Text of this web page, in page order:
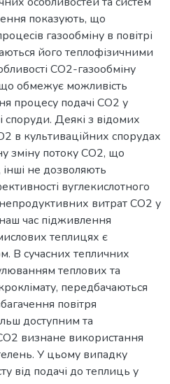
показують, що
газообміну в повітрі
його теплофізичними
СО2-газообміну
обмежує можливість
процесу подачі СО2 у
споруди. Деякі з відомих
в культиваційних спорудах
зміну потоку СО2, що
не дозволяють
вуглекислотного
витрат СО2 у
час підживлення
теплицях є
В сучасних тепличних
теплових та
передбачаються
повітря
доступним та
визнане використання
У цьому випадку
від подачі до теплиць у